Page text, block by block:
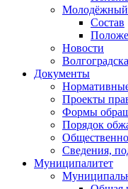
Молодёжный
Состав
Новости
Документы
Проекты
Формы
Порядок
Сведения,
Муниципалитет